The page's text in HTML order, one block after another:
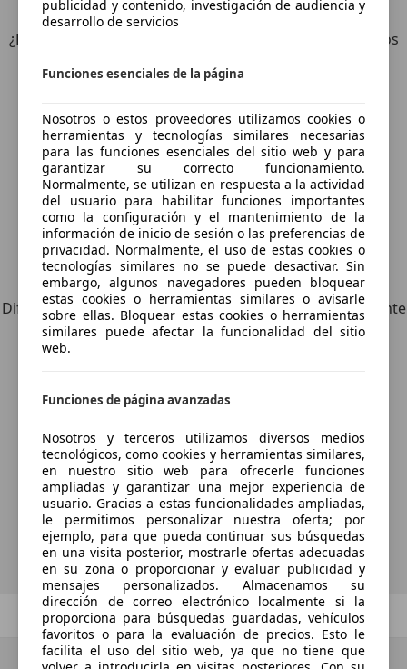
¿Desea ser informado automáticamente sobre vehículos
Guardar búsqueda
Explora vehículos similares
Diferente de tus criterios de búsqueda, pero posiblemente
una coincidencia perfecta.
¿Desea ser informado
automáticamente sobre vehículos
nuevos para su búsqueda?
Guardar búsqueda
Anterior 1/1 Siguiente
publicidad y contenido, investigación de audiencia y
desarrollo de servicios
Funciones esenciales de la página
Nosotros o estos proveedores utilizamos cookies o
herramientas y tecnologías similares necesarias
para las funciones esenciales del sitio web y para
garantizar su correcto funcionamiento.
Normalmente, se utilizan en respuesta a la actividad
del usuario para habilitar funciones importantes
como la configuración y el mantenimiento de la
información de inicio de sesión o las preferencias de
privacidad. Normalmente, el uso de estas cookies o
tecnologías similares no se puede desactivar. Sin
embargo, algunos navegadores pueden bloquear
estas cookies o herramientas similares o avisarle
sobre ellas. Bloquear estas cookies o herramientas
similares puede afectar la funcionalidad del sitio
web.
Funciones de página avanzadas
Nosotros y terceros utilizamos diversos medios
tecnológicos, como cookies y herramientas similares,
en nuestro sitio web para ofrecerle funciones
ampliadas y garantizar una mejor experiencia de
usuario. Gracias a estas funcionalidades ampliadas,
le permitimos personalizar nuestra oferta; por
ejemplo, para que pueda continuar sus búsquedas
en una visita posterior, mostrarle ofertas adecuadas
en su zona o proporcionar y evaluar publicidad y
mensajes personalizados. Almacenamos su
dirección de correo electrónico localmente si la
proporciona para búsquedas guardadas, vehículos
favoritos o para la evaluación de precios. Esto le
facilita el uso del sitio web, ya que no tiene que